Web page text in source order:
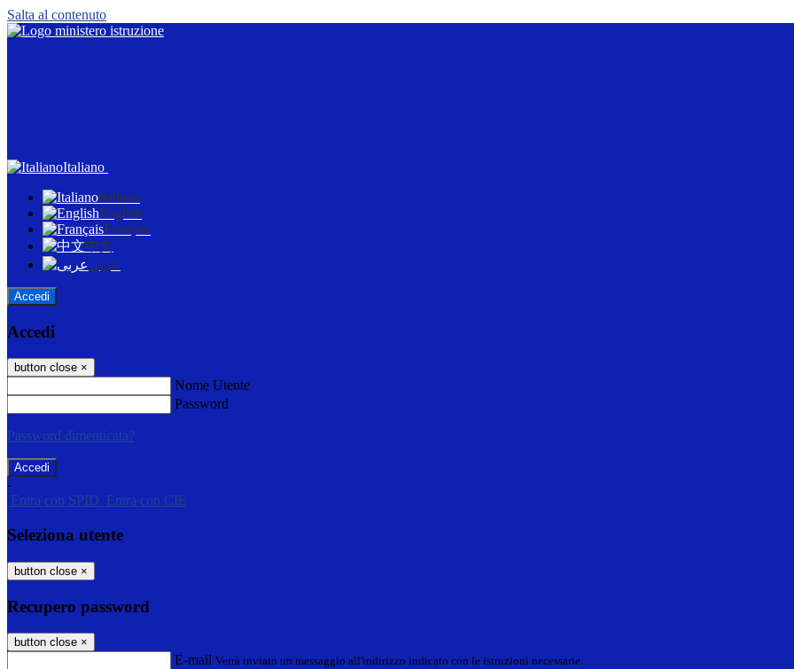
Salta al contenuto
Italiano
Italiano
English
Français
中文
عربى
Accedi
Accedi
button close ×
Nome Utente
Password
Password dimenticata?
-
Entra con SPID
Entra con CIE
Seleziona utente
button close ×
Recupero password
button close ×
E-mail Verrà inviato un messaggio all'indirizzo indicato con le istruzioni necessarie.